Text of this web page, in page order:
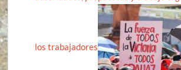
los trabajadores